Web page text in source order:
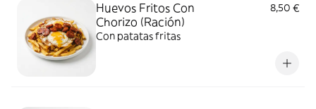
Huevos Fritos Con
Chorizo (Ración)
8,50 €
Con patatas fritas